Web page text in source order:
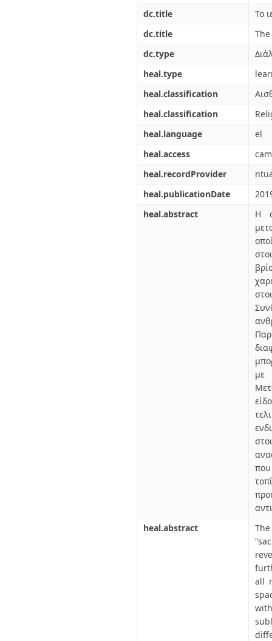
dc.title
Το
dc.title
dc.type
heal.type
heal.classification
heal.classification
heal.language
el
heal.access
heal.recordProvider
heal.publicationDate
heal.abstract
Η
με
που
heal.abstract
all